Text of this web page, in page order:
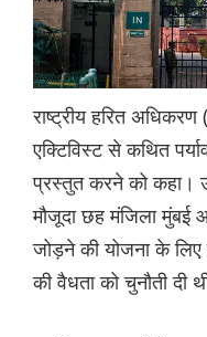
राष्ट्रीय हरित अधिकरण
एक्टिविस्ट से कथित
प्रस्तुत करने को कहा।
मौजूदा छह मंजिला मुंबई
जोड़ने की योजना के लिए
की वैधता को चुनौती दी